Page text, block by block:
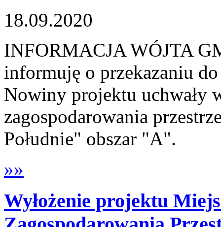
18.09.2020
INFORMACJA WÓJTA
informuję o przekazaniu
Nowiny projektu uchwały
zagospodarowania
Południe" obszar "A".
»»
Wyłożenie projektu